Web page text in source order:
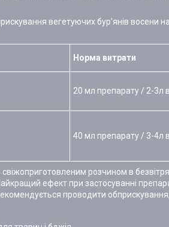
вегетуючих бур'янів восени
Норма витрати
20 мл препарату / 2-3л
40 мл препарату / 3-4л
розчином в
ефект при застосуванні
проводити